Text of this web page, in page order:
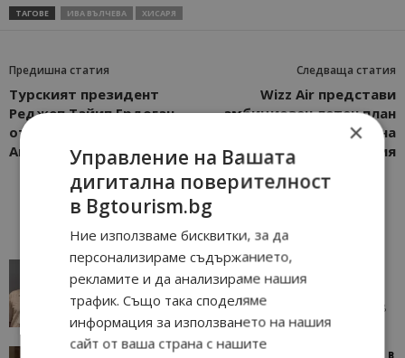
ТАГОВЕ ИВА ВЪЛЧЕВА ХИСАРЯ
Предишна статия
Турският президент
Реджеп Тайип Ердоган
откри ново летище в
Анкара
Следваща статия
Wizz Air представи
амбициозен летен план
и отчете силен ръст на
полетите от София
AI в туризма: защо камериерка може да се
окаже по-трудна за...
AI Travel Economy с Елица Стоилова 05/08/2026 08:28
Тим Браун: Хотелите губят пари заради грешки в
×
Управление на Вашата
дигитална поверителност
в Bgtourism.bg
Ние използваме бисквитки, за да
персонализираме съдържанието,
рекламите и да анализираме нашия
трафик. Също така споделяме
информация за използването на нашия
сайт от ваша страна с нашите